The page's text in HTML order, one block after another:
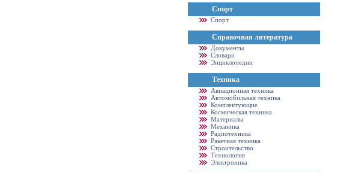
Спорт
Спорт
Справочная литература
Документы
Словари
Энциклопедии
Техника
Авиационная техника
Автомобильная техника
Комплектующие
Космическая техника
Материалы
Механика
Радиотехника
Ракетная техника
Строительство
Технология
Электроника